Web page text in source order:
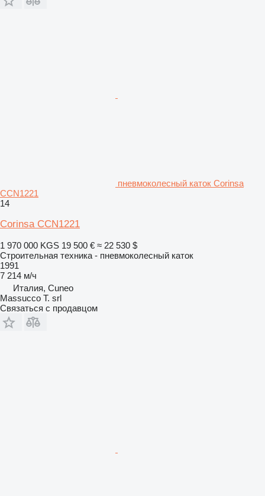
пневмоколесный каток Corinsa
CCN1221
14
Corinsa CCN1221
1 970 000 KGS 19 500 € ≈ 22 530 $
Строительная техника - пневмоколесный каток
1991
7 214 м/ч
Италия, Cuneo
Massucco T. srl
Связаться с продавцом